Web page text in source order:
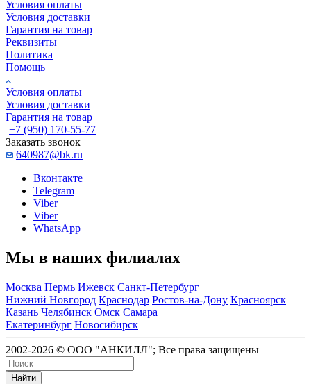
Условия оплаты
Условия доставки
Гарантия на товар
Реквизиты
Политика
Помощь
Условия оплаты
Условия доставки
Гарантия на товар
+7 (950) 170-55-77
Заказать звонок
640987@bk.ru
Вконтакте
Telegram
Viber
Viber
WhatsApp
Мы в наших филиалах
Москва Пермь Ижевск Санкт-Петербург
Нижний Новгород Краснодар Ростов-на-Дону Красноярск
Казань Челябинск Омск Самара
Екатеринбург Новосибирск
2002-2026 © ООО "АНКИЛЛ"; Все права защищены
Найти